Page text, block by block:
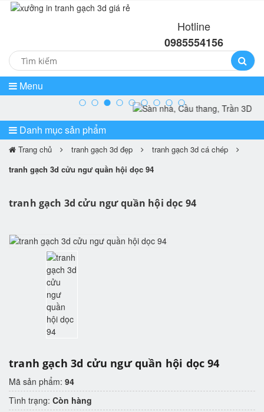
Hotline
0985554156
Menu
Danh mục sản phẩm
Trang chủ tranh gạch 3d đẹp
tranh gạch 3d cá chép
tranh gạch 3d cửu ngư quần hội dọc 94
tranh gạch 3d cửu ngư quần hội dọc 94
tranh gạch 3d cửu ngư quần hội dọc 94
Mã sản phẩm: 94
Tình trạng: Còn hàng